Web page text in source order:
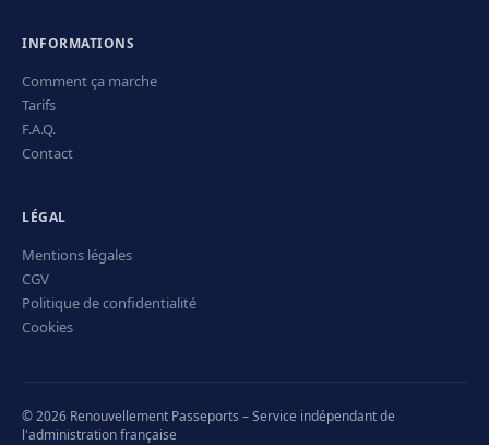
INFORMATIONS
Comment ça marche
Tarifs
F.A.Q.
Contact
LÉGAL
Mentions légales
CGV
Politique de confidentialité
Cookies
© 2026 Renouvellement Passeports – Service indépendant de
l'administration française